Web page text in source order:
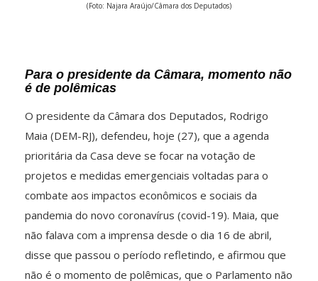
(Foto: Najara Araújo/Câmara dos Deputados)
Para o presidente da Câmara, momento não
é de polêmicas
O presidente da Câmara dos Deputados, Rodrigo
Maia (DEM-RJ), defendeu, hoje (27), que a agenda
prioritária da Casa deve se focar na votação de
projetos e medidas emergenciais voltadas para o
combate aos impactos econômicos e sociais da
pandemia do novo coronavírus (covid-19). Maia, que
não falava com a imprensa desde o dia 16 de abril,
disse que passou o período refletindo, e afirmou que
não é o momento de polêmicas, que o Parlamento não